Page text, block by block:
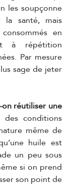
les soupçonne
la santé, mais
en
à répétition
Par mesure
sage de jeter
réutiliser une
des conditions
même de
huile est
un peu sous
si on prend
son point de